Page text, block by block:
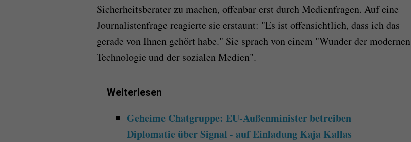
Sicherheitsberater zu machen, offenbar erst durch Medienfragen. Auf eine
Journalistenfrage reagierte sie erstaunt: "Es ist offensichtlich, dass ich das
gerade von Ihnen gehört habe." Sie sprach von einem "Wunder der modernen
Technologie und der sozialen Medien".
Weiterlesen
Geheime Chatgruppe: EU-Außenminister betreiben
Diplomatie über Signal - auf Einladung Kaja Kallas